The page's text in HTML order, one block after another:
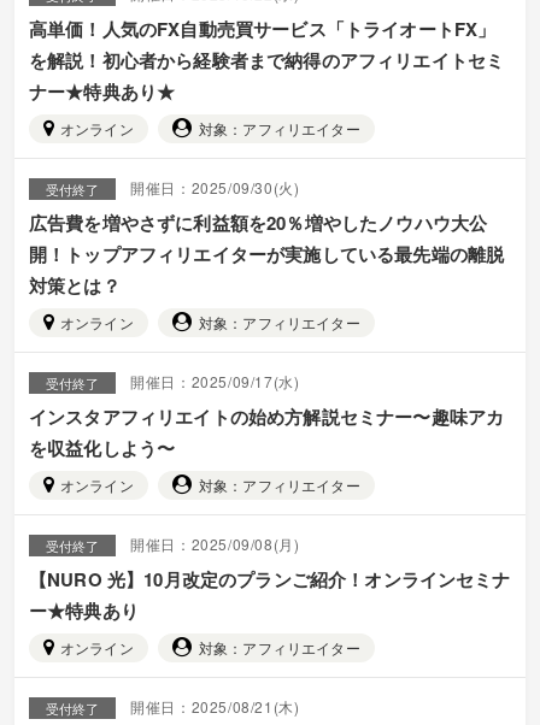
高単価！人気のFX自動売買サービス「トライオートFX」
を解説！初心者から経験者まで納得のアフィリエイトセミ
ナー★特典あり★
オンライン 対象：アフィリエイター
受付終了 開催日：2025/09/30(火)
広告費を増やさずに利益額を20％増やしたノウハウ大公
開！トップアフィリエイターが実施している最先端の離脱
対策とは？
オンライン 対象：アフィリエイター
受付終了 開催日：2025/09/17(水)
インスタアフィリエイトの始め方解説セミナー〜趣味アカ
を収益化しよう〜
オンライン 対象：アフィリエイター
受付終了 開催日：2025/09/08(月)
【NURO 光】10月改定のプランご紹介！オンラインセミナ
ー★特典あり
オンライン 対象：アフィリエイター
受付終了 開催日：2025/08/21(木)